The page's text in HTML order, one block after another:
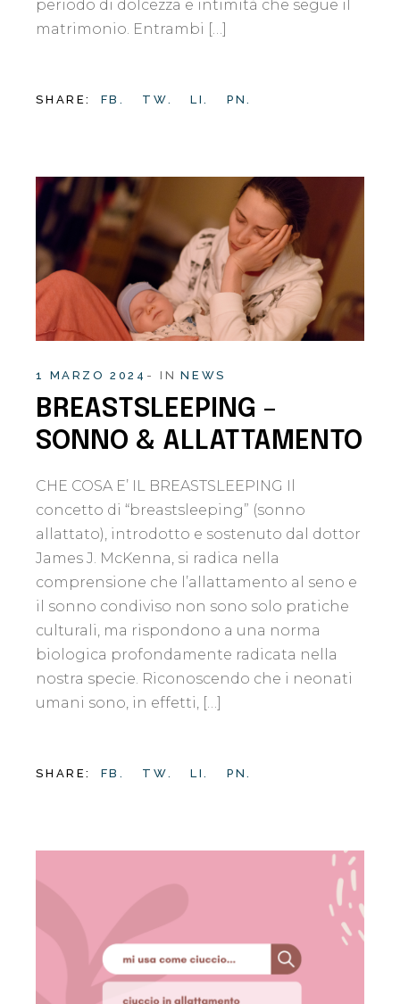
periodo di dolcezza e intimità che segue il
matrimonio. Entrambi […]
SHARE: FB. TW. LI. PN.
1 MARZO 2024 IN NEWS
BREASTSLEEPING –
SONNO & ALLATTAMENTO
CHE COSA E’ IL BREASTSLEEPING Il
concetto di “breastsleeping” (sonno
allattato), introdotto e sostenuto dal dottor
James J. McKenna, si radica nella
comprensione che l’allattamento al seno e
il sonno condiviso non sono solo pratiche
culturali, ma rispondono a una norma
biologica profondamente radicata nella
nostra specie. Riconoscendo che i neonati
umani sono, in effetti, […]
SHARE: FB. TW. LI. PN.